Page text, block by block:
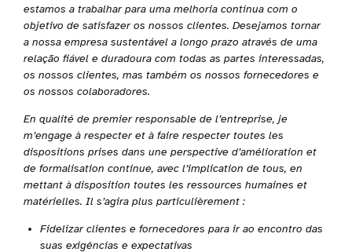
estamos a trabalhar para uma melhoria contínua com o
objetivo de satisfazer os nossos clientes. Desejamos tornar
a nossa empresa sustentável a longo prazo através de uma
relação fiável e duradoura com todas as partes interessadas,
os nossos clientes, mas também os nossos fornecedores e
os nossos colaboradores.
En qualité de premier responsable de l’entreprise, je
m’engage à respecter et à faire respecter toutes les
dispositions prises dans une perspective d’amélioration et
de formalisation continue, avec l’implication de tous, en
mettant à disposition toutes les ressources humaines et
matérielles. Il s’agira plus particulièrement :
Fidelizar clientes e fornecedores para ir ao encontro das
suas exigências e expectativas